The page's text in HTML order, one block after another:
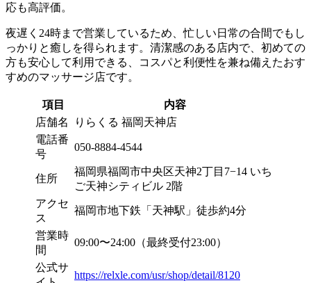
応も高評価。
夜遅く24時まで営業しているため、忙しい日常の合間でもし
っかりと癒しを得られます。清潔感のある店内で、初めての
方も安心して利用できる、コスパと利便性を兼ね備えたおす
すめのマッサージ店です。
項目
内容
店舗名
りらくる 福岡天神店
電話番
号
050-8884-4544
住所
福岡県福岡市中央区天神2丁目7−14 いち
ご天神シティビル 2階
アクセ
ス
福岡市地下鉄「天神駅」徒歩約4分
営業時
間
09:00〜24:00（最終受付23:00）
公式サ
https://relxle.com/usr/shop/detail/8120